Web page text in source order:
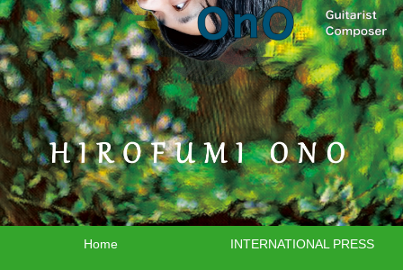
Home INTERNATIONAL PRESS